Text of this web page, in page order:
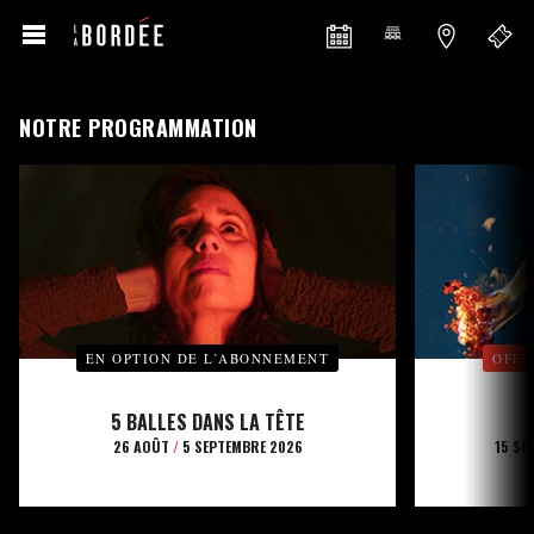
NOTRE PROGRAMMATION
EN OPTION DE L’ABONNEMENT
5 BALLES DANS LA TÊTE
26 AOÛT /5 SEPTEMBRE 2026 15